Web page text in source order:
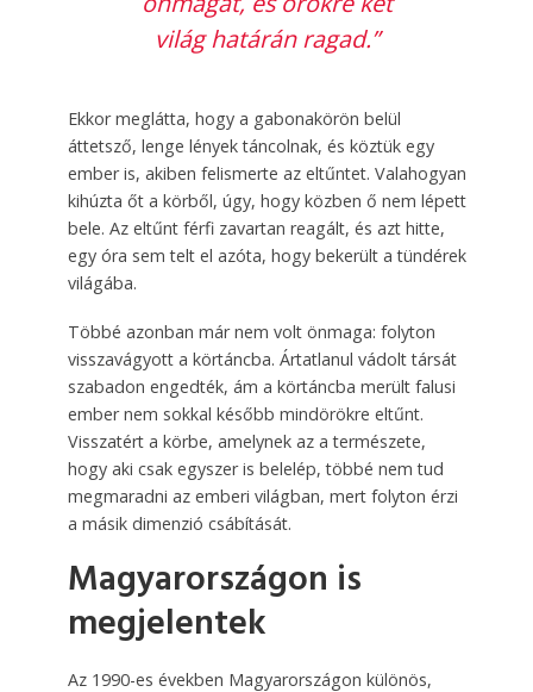
világ határán ragad.”
Ekkor meglátta, hogy a gabonakörön belül
áttetsző, lenge lények táncolnak, és köztük egy
ember is, akiben felismerte az eltűntet. Valahogyan
kihúzta őt a körből, úgy, hogy közben ő nem lépett
bele. Az eltűnt férfi zavartan reagált, és azt hitte,
egy óra sem telt el azóta, hogy bekerült a tündérek
világába.
Többé azonban már nem volt önmaga: folyton
visszavágyott a körtáncba. Ártatlanul vádolt társát
szabadon engedték, ám a körtáncba merült falusi
ember nem sokkal később mindörökre eltűnt.
Visszatért a körbe, amelynek az a természete,
hogy aki csak egyszer is belelép, többé nem tud
megmaradni az emberi világban, mert folyton érzi
a másik dimenzió csábítását.
Magyarországon is
megjelentek
Az 1990-es években Magyarországon különös,